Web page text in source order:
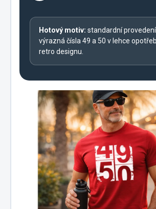
Hotový motiv: standardní
výrazná čísla 49 a 50 v lehce
retro designu.